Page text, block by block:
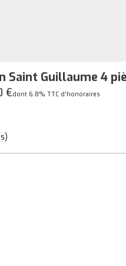
Saint Guillaume 4
€dont 6.8% TTC d'honoraires